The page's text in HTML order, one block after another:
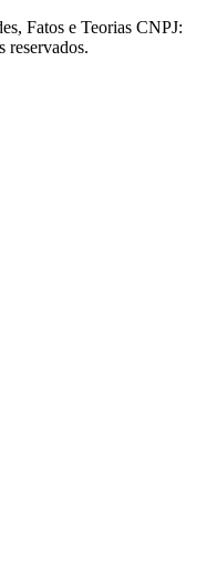
Fatos e Teorias CNPJ:
reservados.